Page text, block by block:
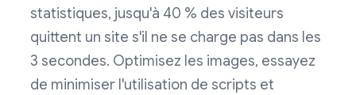
statistiques, jusqu'à 40 % des visiteurs
quittent un site s'il ne se charge pas dans les
3 secondes. Optimisez les images, essayez
de minimiser l'utilisation de scripts et